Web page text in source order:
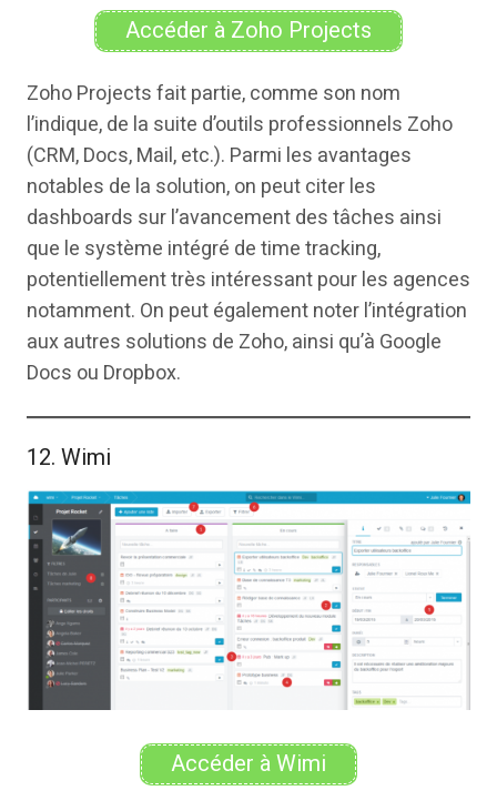
Accéder à Zoho Projects
Zoho Projects fait partie, comme son nom
l’indique, de la suite d’outils professionnels Zoho
(CRM, Docs, Mail, etc.). Parmi les avantages
notables de la solution, on peut citer les
dashboards sur l’avancement des tâches ainsi
que le système intégré de time tracking,
potentiellement très intéressant pour les agences
notamment. On peut également noter l’intégration
aux autres solutions de Zoho, ainsi qu’à Google
Docs ou Dropbox.
12. Wimi
Accéder à Wimi